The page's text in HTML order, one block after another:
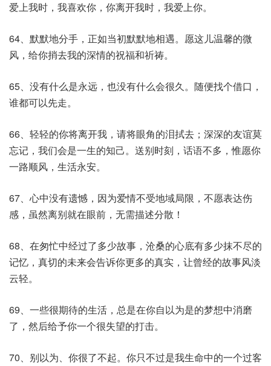
爱上我时，我喜欢你，你离开我时，我爱上你。
64、默默地分手，正如当初默默地相遇。愿这儿温馨的微
风，给你捎去我的深情的祝福和祈祷。
65、没有什么是永远，也没有什么会很久。随便找个借口，
谁都可以先走。
66、轻轻的你将离开我，请将眼角的泪拭去；深深的友谊莫
忘记，我们会是一生的知己。送别时刻，话语不多，惟愿你
一路顺风，生活永安。
67、心中没有遗憾，因为爱情不受地域局限，不愿表达伤
感，虽然离别就在眼前，无需描述分散！
68、在匆忙中经过了多少故事，沧桑的心底有多少抹不尽的
记忆，真切的未来会告诉你更多的真实，让曾经的故事风淡
云轻。
69、一些很期待的生活，总是在你自以为是的梦想中消磨
了，然后给予你一个很失望的打击。
70、别以为、你很了不起。你只不过是我生命中的一个过客